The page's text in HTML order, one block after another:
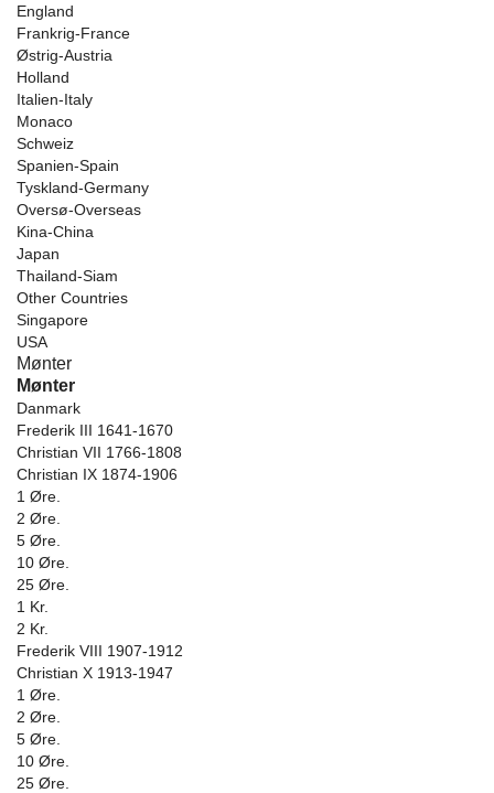
England
Frankrig-France
Østrig-Austria
Holland
Italien-Italy
Monaco
Schweiz
Spanien-Spain
Tyskland-Germany
Oversø-Overseas
Kina-China
Japan
Thailand-Siam
Other Countries
Singapore
USA
Mønter
Mønter
Danmark
Frederik III 1641-1670
Christian VII 1766-1808
Christian IX 1874-1906
1 Øre.
2 Øre.
5 Øre.
10 Øre.
25 Øre.
1 Kr.
2 Kr.
Frederik VIII 1907-1912
Christian X 1913-1947
1 Øre.
2 Øre.
5 Øre.
10 Øre.
25 Øre.